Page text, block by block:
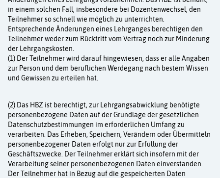
in einem solchen Fall, insbesondere bei Dozentenwechsel, den
Teilnehmer so schnell wie möglich zu unterrichten.
Entsprechende Änderungen eines Lehrganges berechtigen den
Teilnehmer weder zum Rücktritt vom Vertrag noch zur Minderung
der Lehrgangskosten.
(1) Der Teilnehmer wird darauf hingewiesen, dass er alle Angaben
zur Person und dem beruflichen Werdegang nach bestem Wissen
und Gewissen zu erteilen hat.
(2) Das HBZ ist berechtigt, zur Lehrgangsabwicklung benötigte
personenbezogene Daten auf der Grundlage der gesetzlichen
Datenschutzbestimmungen im erforderlichen Umfang zu
verarbeiten. Das Erheben, Speichern, Verändern oder Übermitteln
personenbezogener Daten erfolgt nur zur Erfüllung der
Geschäftszwecke. Der Teilnehmer erklärt sich insofern mit der
Verarbeitung seiner personenbezogenen Daten einverstanden.
Der Teilnehmer hat in Bezug auf die gespeicherten Daten